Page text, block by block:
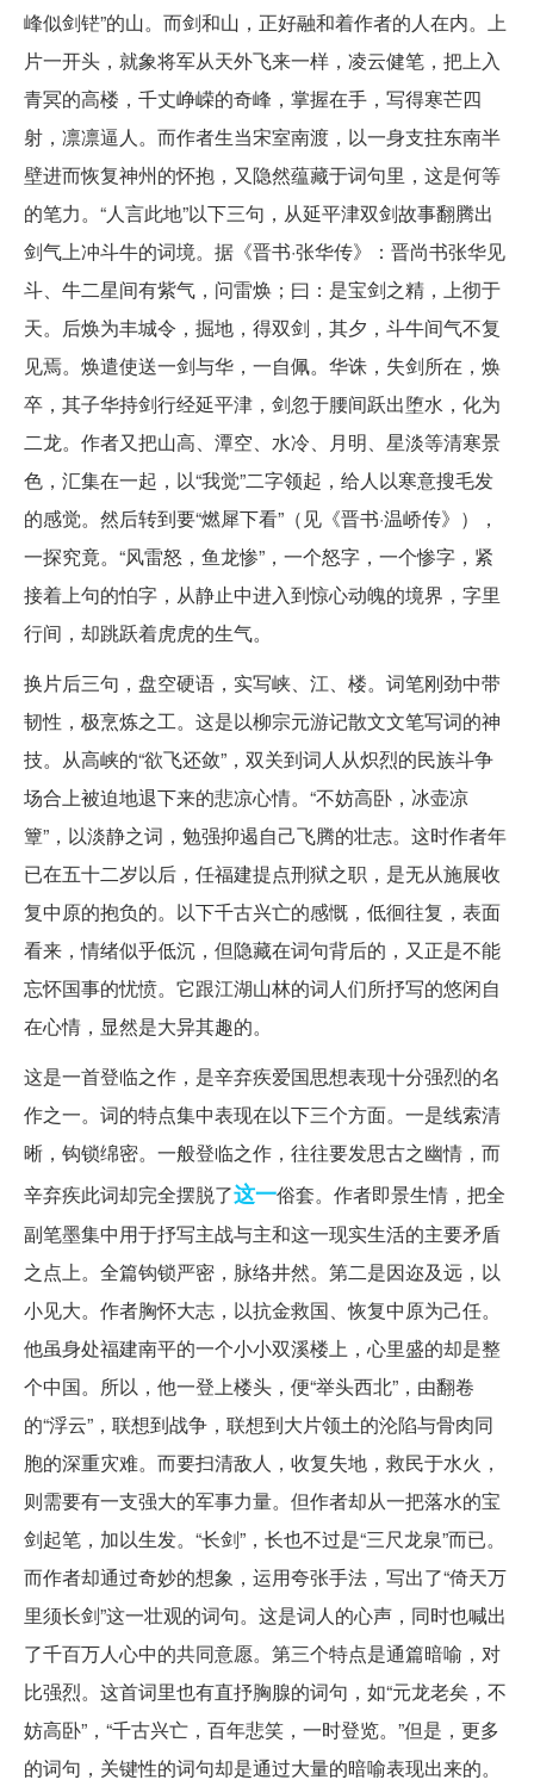
峰似剑铓”的山。而剑和山，正好融和着作者的人在内。上
片一开头，就象将军从天外飞来一样，凌云健笔，把上入
青冥的高楼，千丈峥嵘的奇峰，掌握在手，写得寒芒四
射，凛凛逼人。而作者生当宋室南渡，以一身支拄东南半
壁进而恢复神州的怀抱，又隐然蕴藏于词句里，这是何等
的笔力。“人言此地”以下三句，从延平津双剑故事翻腾出
剑气上冲斗牛的词境。据《晋书·张华传》：晋尚书张华见
斗、牛二星间有紫气，问雷焕；曰：是宝剑之精，上彻于
天。后焕为丰城令，掘地，得双剑，其夕，斗牛间气不复
见焉。焕遣使送一剑与华，一自佩。华诛，失剑所在，焕
卒，其子华持剑行经延平津，剑忽于腰间跃出堕水，化为
二龙。作者又把山高、潭空、水冷、月明、星淡等清寒景
色，汇集在一起，以“我觉”二字领起，给人以寒意搜毛发
的感觉。然后转到要“燃犀下看”（见《晋书·温峤传》），
一探究竟。“风雷怒，鱼龙惨”，一个怒字，一个惨字，紧
接着上句的怕字，从静止中进入到惊心动魄的境界，字里
行间，却跳跃着虎虎的生气。
换片后三句，盘空硬语，实写峡、江、楼。词笔刚劲中带
韧性，极烹炼之工。这是以柳宗元游记散文文笔写词的神
技。从高峡的“欲飞还敛”，双关到词人从炽烈的民族斗争
场合上被迫地退下来的悲凉心情。“不妨高卧，冰壶凉
簟”，以淡静之词，勉强抑遏自己飞腾的壮志。这时作者年
已在五十二岁以后，任福建提点刑狱之职，是无从施展收
复中原的抱负的。以下千古兴亡的感慨，低徊往复，表面
看来，情绪似乎低沉，但隐藏在词句背后的，又正是不能
忘怀国事的忧愤。它跟江湖山林的词人们所抒写的悠闲自
在心情，显然是大异其趣的。
这是一首登临之作，是辛弃疾爱国思想表现十分强烈的名
作之一。词的特点集中表现在以下三个方面。一是线索清
晰，钩锁绵密。一般登临之作，往往要发思古之幽情，而
辛弃疾此词却完全摆脱了这一俗套。作者即景生情，把全
副笔墨集中用于抒写主战与主和这一现实生活的主要矛盾
之点上。全篇钩锁严密，脉络井然。第二是因迩及远，以
小见大。作者胸怀大志，以抗金救国、恢复中原为己任。
他虽身处福建南平的一个小小双溪楼上，心里盛的却是整
个中国。所以，他一登上楼头，便“举头西北”，由翻卷
的“浮云”，联想到战争，联想到大片领土的沦陷与骨肉同
胞的深重灾难。而要扫清敌人，收复失地，救民于水火，
则需要有一支强大的军事力量。但作者却从一把落水的宝
剑起笔，加以生发。“长剑”，长也不过是“三尺龙泉”而已。
而作者却通过奇妙的想象，运用夸张手法，写出了“倚天万
里须长剑”这一壮观的词句。这是词人的心声，同时也喊出
了千百万人心中的共同意愿。第三个特点是通篇暗喻，对
比强烈。这首词里也有直抒胸腺的词句，如“元龙老矣，不
妨高卧”，“千古兴亡，百年悲笑，一时登览。”但是，更多
的词句，关键性的词句却是通过大量的暗喻表现出来的。